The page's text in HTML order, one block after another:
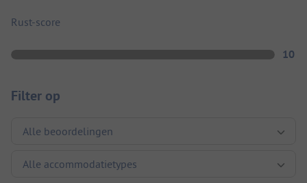
Rust-score
10
Filter op